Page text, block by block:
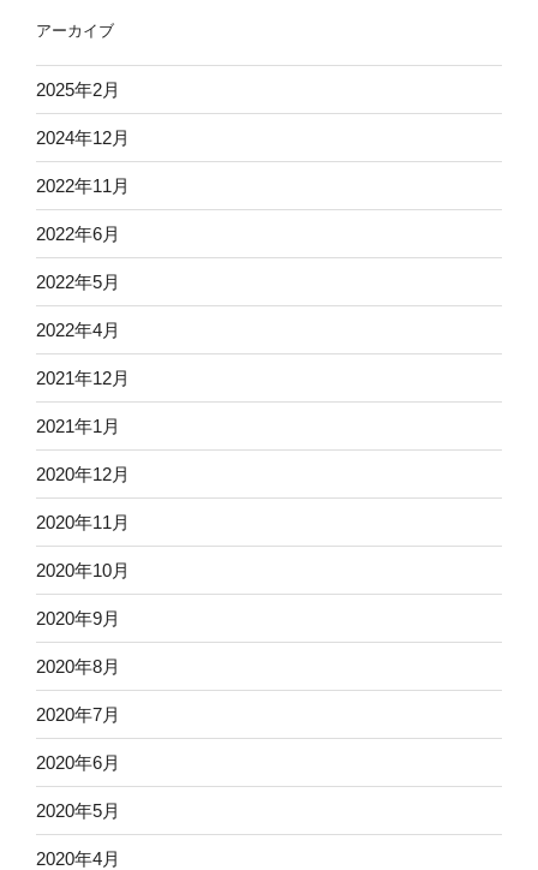
アーカイブ
2025年2月
2024年12月
2022年11月
2022年6月
2022年5月
2022年4月
2021年12月
2021年1月
2020年12月
2020年11月
2020年10月
2020年9月
2020年8月
2020年7月
2020年6月
2020年5月
2020年4月